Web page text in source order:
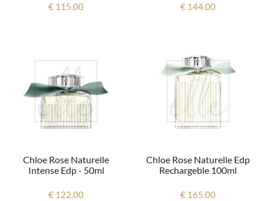
€ 115.00 € 144.00
Chloe Rose Naturelle
Intense Edp - 50ml
€ 122.00
Chloe Rose Naturelle Edp
Rechargeble 100ml
€ 165.00